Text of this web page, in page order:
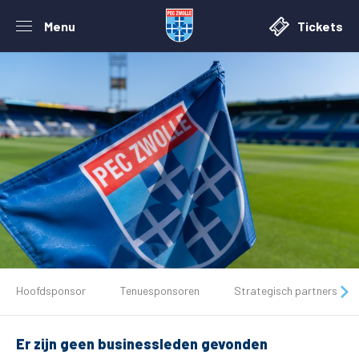
Menu Tickets
Tickets
Matchdays
Hoofdsponsor Tenuesponsoren Strategisch partners
Er zijn geen businessleden gevonden